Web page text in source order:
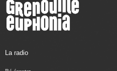
La radio